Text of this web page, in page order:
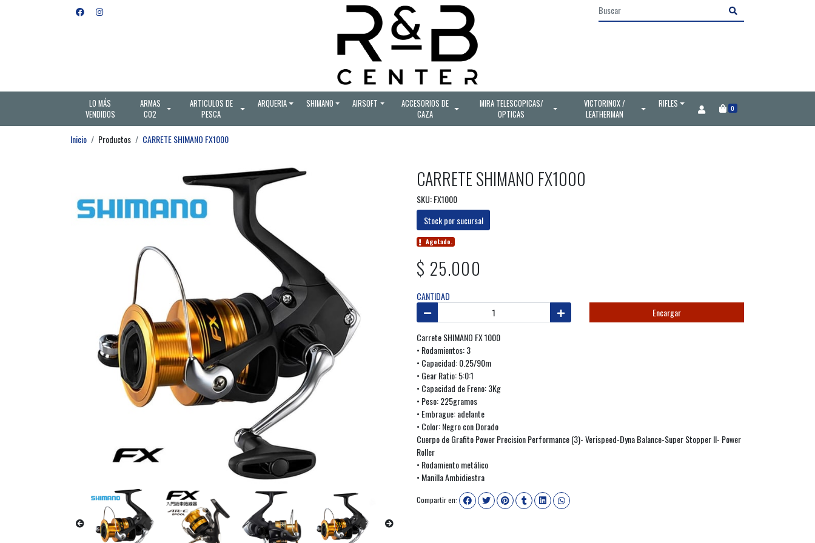
LO MÁS
VENDIDOS
ARMAS
CO2
ARTICULOS DE
PESCA
ARQUERIA SHIMANO AIRSOFT
ACCESORIOS DE
CAZA
MIRA TELESCOPICAS/
OPTICAS
VICTORINOX /
LEATHERMAN
RIFLES 0
Inicio Productos CARRETE SHIMANO FX1000
CARRETE SHIMANO FX1000
SKU: FX1000
Stock por sucursal
Agotado.
$ 25.000
CANTIDAD
Encargar
Carrete SHIMANO FX 1000
• Rodamientos: 3
• Capacidad: 0.25/90m
• Gear Ratio: 5:0:1
• Capacidad de Freno: 3Kg
• Peso: 225gramos
• Embrague: adelante
• Color: Negro con Dorado
Cuerpo de Grafito Power Precision Performance (3)- Verispeed-Dyna Balance-Super Stopper II- Power
Roller
• Rodamiento metálico
• Manilla Ambidiestra
Compartir en: